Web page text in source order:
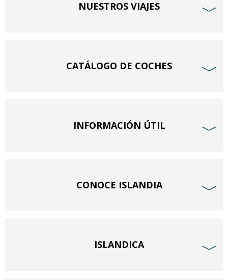
NUESTROS VIAJES ﹀
CATÁLOGO DE COCHES ﹀
INFORMACIÓN ÚTIL ﹀
CONOCE ISLANDIA ﹀
ISLANDICA ﹀